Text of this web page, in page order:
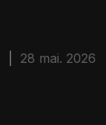
28 mai. 2026